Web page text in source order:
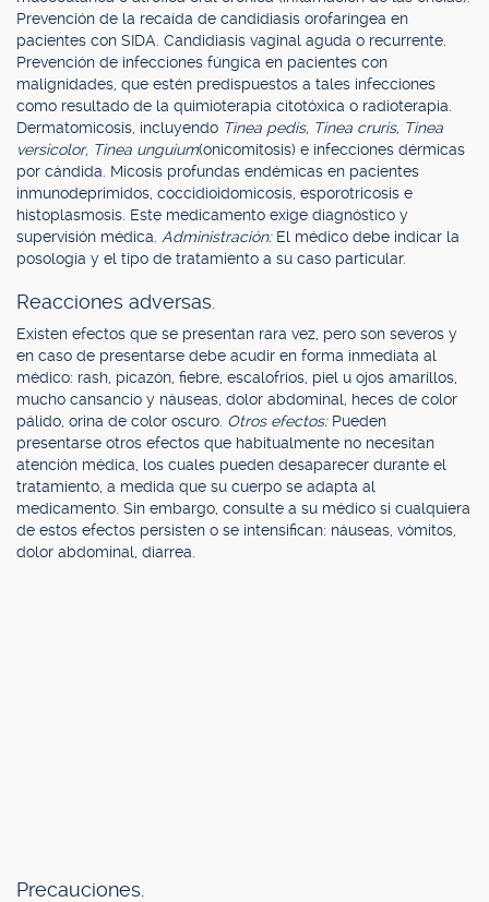
Prevención de la recaída de candidiasis orofaríngea en
pacientes con SIDA. Candidiasis vaginal aguda o recurrente.
Prevención de infecciones fúngica en pacientes con
malignidades, que estén predispuestos a tales infecciones
como resultado de la quimioterapia citotóxica o radioterapia.
Dermatomicosis, incluyendo Tinea pedis, Tinea cruris, Tinea
versicolor, Tinea unguium(onicomitosis) e infecciones dérmicas
por cándida. Micosis profundas endémicas en pacientes
inmunodeprimidos, coccidioidomicosis, esporotricosis e
histoplasmosis. Este medicamento exige diagnóstico y
supervisión médica. Administración: El médico debe indicar la
posología y el tipo de tratamiento a su caso particular.
Reacciones adversas.
Existen efectos que se presentan rara vez, pero son severos y
en caso de presentarse debe acudir en forma inmediata al
médico: rash, picazón, fiebre, escalofríos, piel u ojos amarillos,
mucho cansancio y náuseas, dolor abdominal, heces de color
pálido, orina de color oscuro. Otros efectos: Pueden
presentarse otros efectos que habitualmente no necesitan
atención médica, los cuales pueden desaparecer durante el
tratamiento, a medida que su cuerpo se adapta al
medicamento. Sin embargo, consulte a su médico si cualquiera
de estos efectos persisten o se intensifican: náuseas, vómitos,
dolor abdominal, diarrea.
Precauciones.